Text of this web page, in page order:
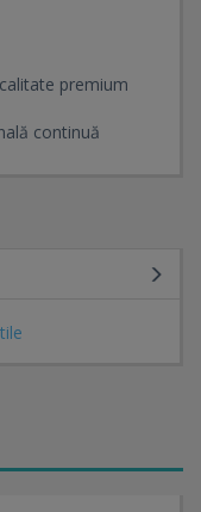
premium
continuă